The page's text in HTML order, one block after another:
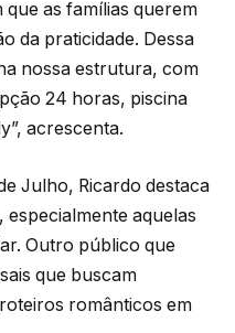
que as famílias querem
da praticidade. Dessa
nossa estrutura, com
24 horas, piscina
acrescenta.
Julho, Ricardo destaca
aquelas
Outro público que
que buscam
românticos em